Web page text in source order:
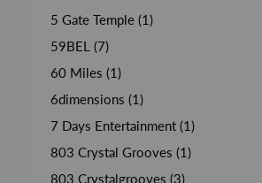
5 Gate Temple (1)
59BEL (7)
60 Miles (1)
6dimensions (1)
7 Days Entertainment (1)
803 Crystal Grooves (1)
803 Crystalgrooves (3)